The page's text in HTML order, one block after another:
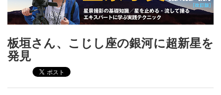
板垣さん、こじし座の銀河に超新星を
発見